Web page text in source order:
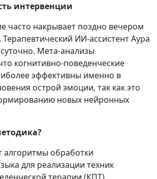
интервенции
часто накрывает поздно вечером
ИИ-ассистент Аура
Мета-анализы
когнитивно-поведенческие
эффективны именно в
острой эмоции, так как это
новых нейронных
алгоритмы обработки
для реализации техник